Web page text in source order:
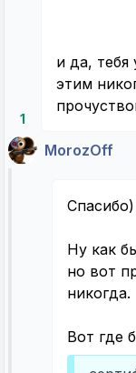
1
и да,
этим
MorozOff
Спасибо)
Ну как
но вот
никогда.
Вот где